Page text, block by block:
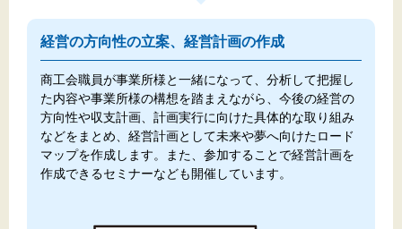
経営の方向性の立案、経営計画の作成
商工会職員が事業所様と一緒になって、分析して把握し
た内容や事業所様の構想を踏まえながら、今後の経営の
方向性や収支計画、計画実行に向けた具体的な取り組み
などをまとめ、経営計画として未来や夢へ向けたロード
マップを作成します。また、参加することで経営計画を
作成できるセミナーなども開催しています。